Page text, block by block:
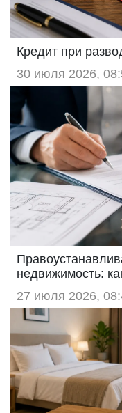
Кредит при
30 июля 2026,
недвижимость:
27 июля 2026,